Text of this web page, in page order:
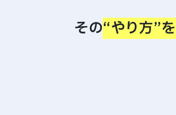
その“やり方”